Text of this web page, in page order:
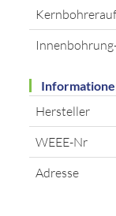
Hersteller
WEEE-Nr
Adresse